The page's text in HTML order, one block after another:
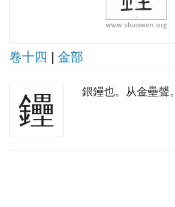
卷十四 | 金部
鑸 鍡鑸也。从金壘聲。